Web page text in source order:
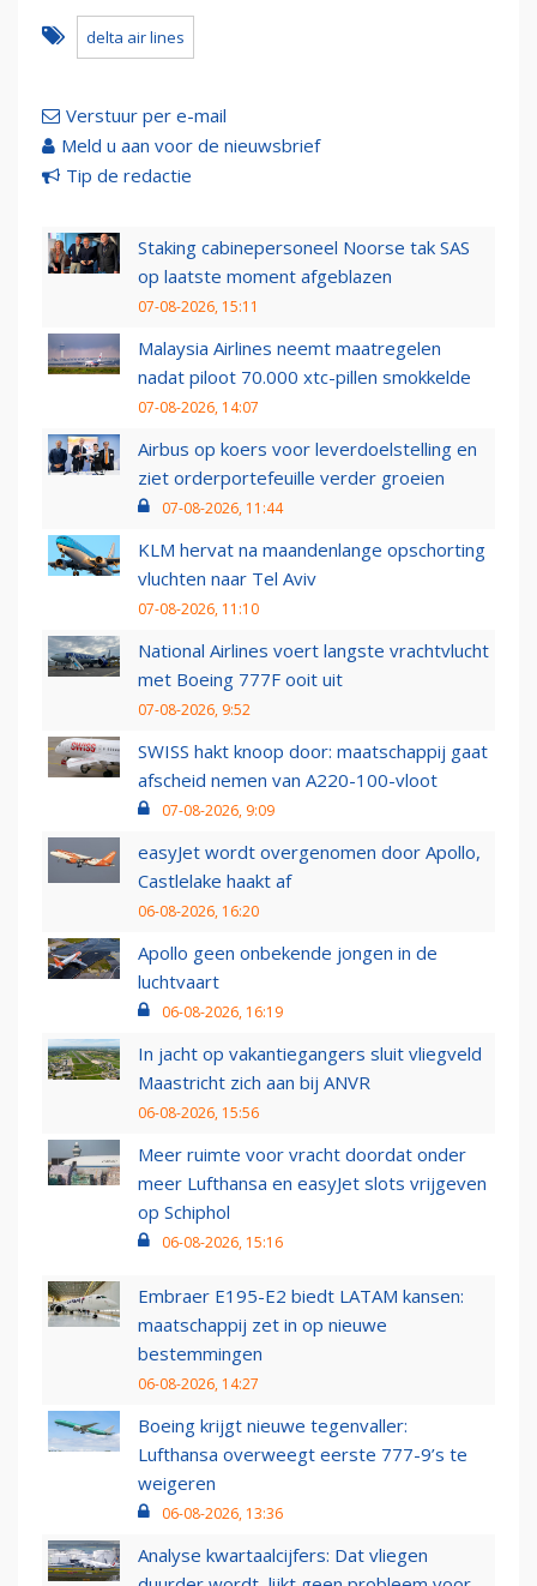
delta air lines
Verstuur per e-mail
Meld u aan voor de nieuwsbrief
Tip de redactie
Staking cabinepersoneel Noorse tak SAS
op laatste moment afgeblazen
07-08-2026, 15:11
Malaysia Airlines neemt maatregelen
nadat piloot 70.000 xtc-pillen smokkelde
07-08-2026, 14:07
Airbus op koers voor leverdoelstelling en
ziet orderportefeuille verder groeien
07-08-2026, 11:44
KLM hervat na maandenlange opschorting
vluchten naar Tel Aviv
07-08-2026, 11:10
National Airlines voert langste vrachtvlucht
met Boeing 777F ooit uit
07-08-2026, 9:52
SWISS hakt knoop door: maatschappij gaat
afscheid nemen van A220-100-vloot
07-08-2026, 9:09
easyJet wordt overgenomen door Apollo,
Castlelake haakt af
06-08-2026, 16:20
Apollo geen onbekende jongen in de
luchtvaart
06-08-2026, 16:19
In jacht op vakantiegangers sluit vliegveld
Maastricht zich aan bij ANVR
06-08-2026, 15:56
Meer ruimte voor vracht doordat onder
meer Lufthansa en easyJet slots vrijgeven
op Schiphol
06-08-2026, 15:16
Embraer E195-E2 biedt LATAM kansen:
maatschappij zet in op nieuwe
bestemmingen
06-08-2026, 14:27
Boeing krijgt nieuwe tegenvaller:
Lufthansa overweegt eerste 777-9’s te
weigeren
06-08-2026, 13:36
Analyse kwartaalcijfers: Dat vliegen